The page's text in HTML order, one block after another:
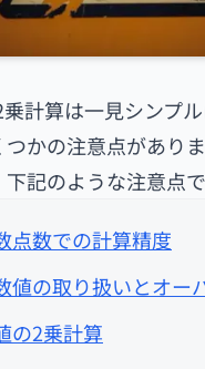
計算は一見シンプル
かの注意点がありま
記のような注意点で
点数での計算精度
値の取り扱いとオー
の2乗計算